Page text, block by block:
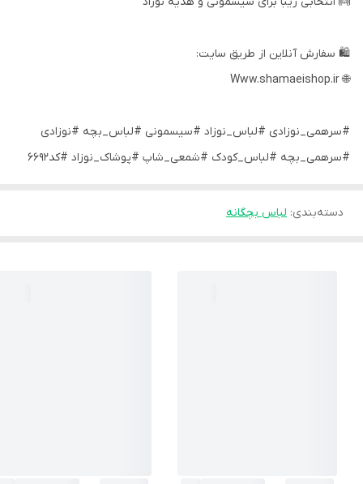
🛍 سفارش آنلاین از طریق سایت:
🌐 Www.shamaeishop.ir
#سرهمی_نوزادی #لباس_نوزاد #سیسمونی #لباس_بچه #نوزادی
#سرهمی_بچه #لباس_کودک #شمعی_شاپ #پوشاک_نوزاد #کد6692
دسته‌بندی: لباس بچگانه